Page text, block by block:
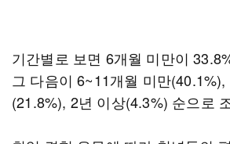
기간별로 보면 6개월 미만이
그 다음이 6~11개월 미만
(21.8%), 2년 이상(4.3%) 순으로